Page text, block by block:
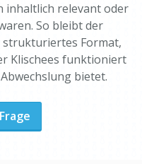
inhaltlich relevant oder
So bleibt der
Format,
Klischees funktioniert
bietet.